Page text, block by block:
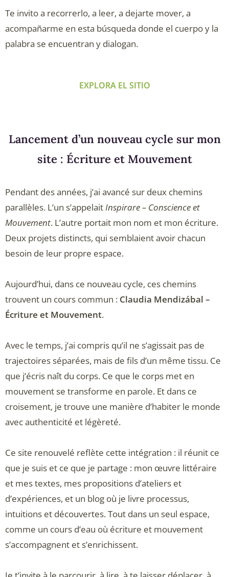
Te invito a recorrerlo, a leer, a dejarte mover, a
acompañarme en esta búsqueda donde el cuerpo y la
palabra se encuentran y dialogan.
EXPLORA EL SITIO
Lancement d’un nouveau cycle sur mon
site : Écriture et Mouvement
Pendant des années, j’ai avancé sur deux chemins
parallèles. L’un s’appelaitInspirare – Conscience et
Mouvement. L’autre portait mon nom et mon écriture.
Deux projets distincts, qui semblaient avoir chacun
besoin de leur propre espace.
Aujourd’hui, dans ce nouveau cycle, ces chemins
trouvent un cours commun : Claudia Mendizábal –
Écriture et Mouvement.
Avec le temps, j’ai compris qu’il ne s’agissait pas de
trajectoires séparées, mais de fils d’un même tissu. Ce
que j’écris naît du corps. Ce que le corps met en
mouvement se transforme en parole. Et dans ce
croisement, je trouve une manière d’habiter le monde
avec authenticité et légèreté.
Ce site renouvelé reflète cette intégration : il réunit ce
que je suis et ce que je partage : mon œuvre littéraire
et mes textes, mes propositions d’ateliers et
d’expériences, et un blog où je livre processus,
intuitions et découvertes. Tout dans un seul espace,
comme un cours d’eau où écriture et mouvement
s’accompagnent et s’enrichissent.